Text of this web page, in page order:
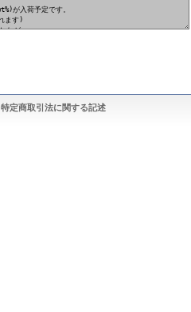
特定商取引法に関する記述